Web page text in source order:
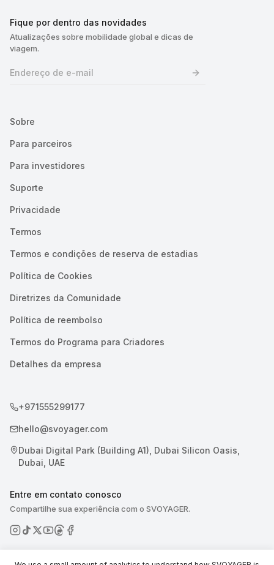
Fique por dentro das novidades
Atualizações sobre mobilidade global e dicas de
viagem.
Sobre
Para parceiros
Para investidores
Suporte
Privacidade
Termos
Termos e condições de reserva de estadias
Política de Cookies
Diretrizes da Comunidade
Política de reembolso
Termos do Programa para Criadores
Detalhes da empresa
+971555299177
hello@svoyager.com
Dubai Digital Park (Building A1), Dubai Silicon Oasis,
Dubai, UAE
Entre em contato conosco
Compartilhe sua experiência com o SVOYAGER.